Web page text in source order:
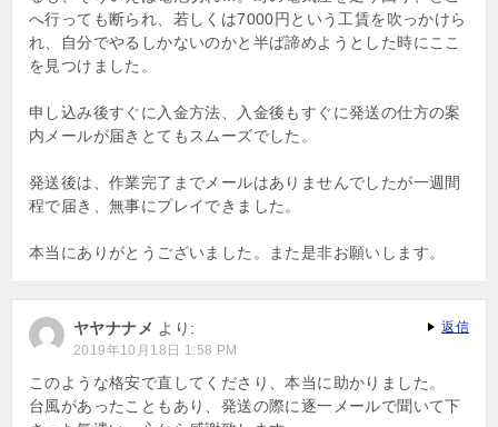
へ行っても断られ、若しくは7000円という工賃を吹っかけら
れ、自分でやるしかないのかと半ば諦めようとした時にここ
を見つけました。
申し込み後すぐに入金方法、入金後もすぐに発送の仕方の案
内メールが届きとてもスムーズでした。
発送後は、作業完了までメールはありませんでしたが一週間
程で届き、無事にプレイできました。
本当にありがとうございました。また是非お願いします。
ヤヤナナメ より:
2019年10月18日 1:58 PM
このような格安で直してくださり、本当に助かりました。
台風があったこともあり、発送の際に逐一メールで聞いて下
返信